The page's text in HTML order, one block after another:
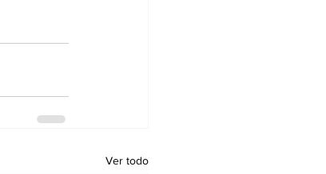
Ver todo